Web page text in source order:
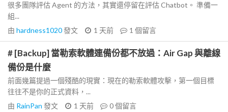
很多團隊評估 Agent 的方法，其實還停留在評估 Chatbot。 準備一
組...
由 hardness1020發文 1 天前 1 個留言
# [Backup] 當勒索軟體連備份都不放過：Air Gap 與離線
備份是什麼
前面幾篇提過一個殘酷的現實：現在的勒索軟體攻擊，第一個目標
往往不是你的正式資料，...
由 RainPan 發文 1 天前 0個留言